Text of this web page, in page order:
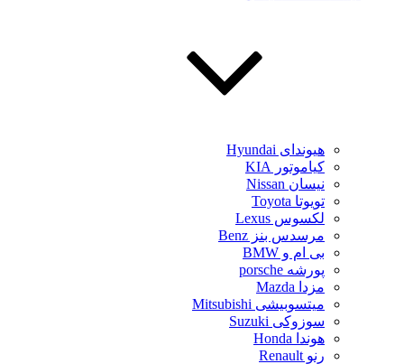
هیوندای Hyundai
کیاموتور KIA
نیسان Nissan
تویوتا Toyota
لکسوس Lexus
مرسدس بنز Benz
بی ام و BMW
پورشه porsche
مزدا Mazda
میتسوبیشی Mitsubishi
سوزوکی Suzuki
هوندا Honda
رنو Renault